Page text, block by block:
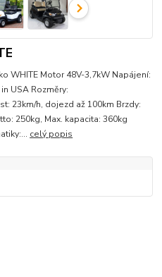
WHITE Motor 48V-3,7kW Napájení:
USA Rozměry:
23km/h, dojezd až 100km Brzdy:
250kg, Max. kapacita: 360kg
celý popis